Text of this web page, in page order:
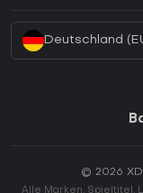
Deutschland
© 2026
Alle Marken, Spieltitel,